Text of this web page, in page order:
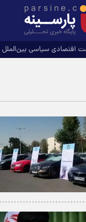
اقتصادی سیاسی بین‌الملل